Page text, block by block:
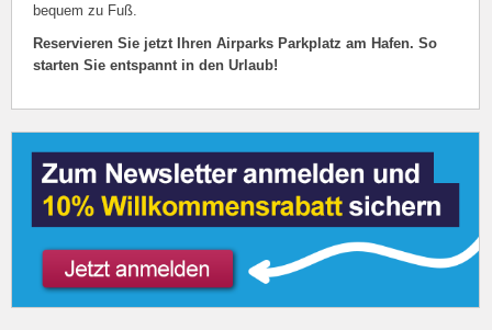
bequem zu Fuß.
Reservieren Sie jetzt Ihren Airparks Parkplatz am Hafen. So
starten Sie entspannt in den Urlaub!